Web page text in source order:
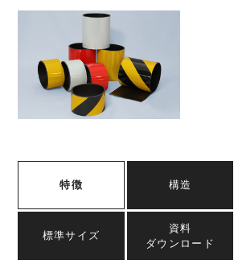
特徴 構造
標準サイズ
資料
ダウンロード